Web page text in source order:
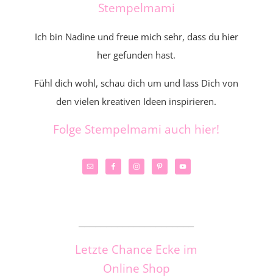
Stempelmami
Ich bin Nadine und freue mich sehr, dass du hier
her gefunden hast.
Fühl dich wohl, schau dich um und lass Dich von
den vielen kreativen Ideen inspirieren.
Folge Stempelmami auch hier!
Letzte Chance Ecke im
Online Shop